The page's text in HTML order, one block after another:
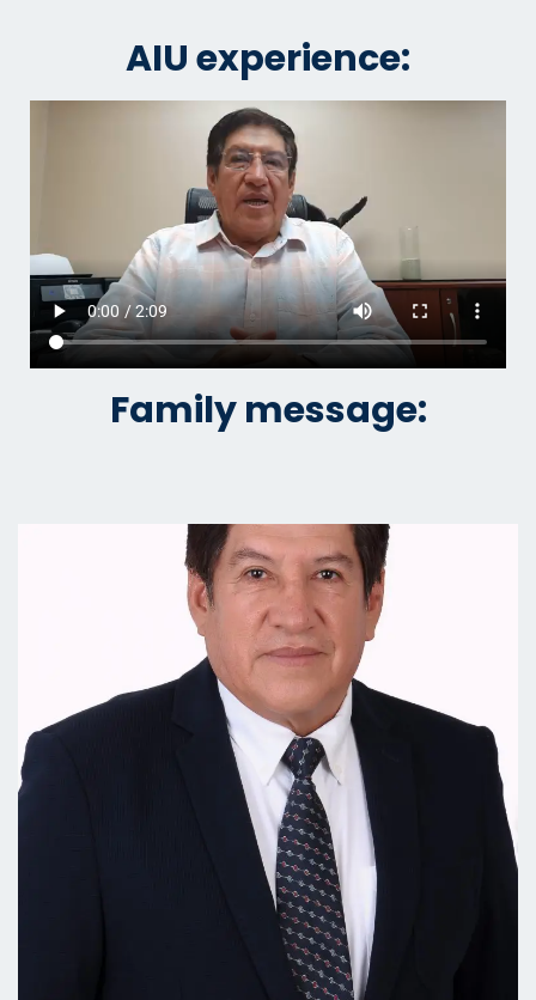
AIU experience:
Family message: